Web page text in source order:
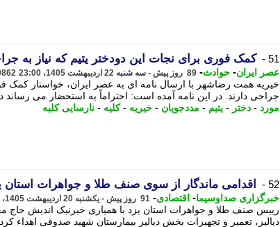
51 - کمک فوری برای نجات این دودختر یتیم که نیاز به
عصر ایران- حوادث- 89 روز پیش - سه شنبه 22 اردیبهشت 1405، 23:00
خیریه همت رضاشهر با ارسال نامه ای به عصر ایران، خواستار کمک
جراحی دارند. در این نامه آمده است: احتراماً به استحضار می رساند
مورد - دختر - یتیم - مددجویان - خیریه -کلیه - نارسایی کلیه
52 - اقدامی ماندگار از سوی صنف طلا و جواهرات استان
خبرگزاری صداوسیما- اقتصادی- 91 روز پیش - یکشنبه 20 اردیبهشت 1405، 12:00
دیالیز، تعمیر و تجهیزات بخش دیالیز بیمارستان شهید صدوقی اهداء